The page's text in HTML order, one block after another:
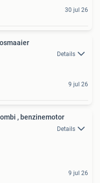
30 jul 26
Details
9 jul 26
, benzinemotor
Details
9 jul 26